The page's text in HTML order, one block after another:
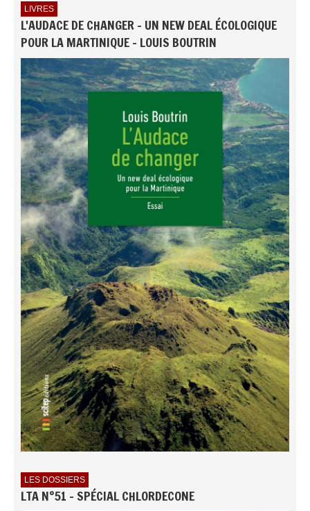
LIVRES
L'AUDACE DE CHANGER - UN NEW DEAL ÉCOLOGIQUE
POUR LA MARTINIQUE - LOUIS BOUTRIN
LES DOSSIERS
LTA N°51 - SPÉCIAL CHLORDECONE